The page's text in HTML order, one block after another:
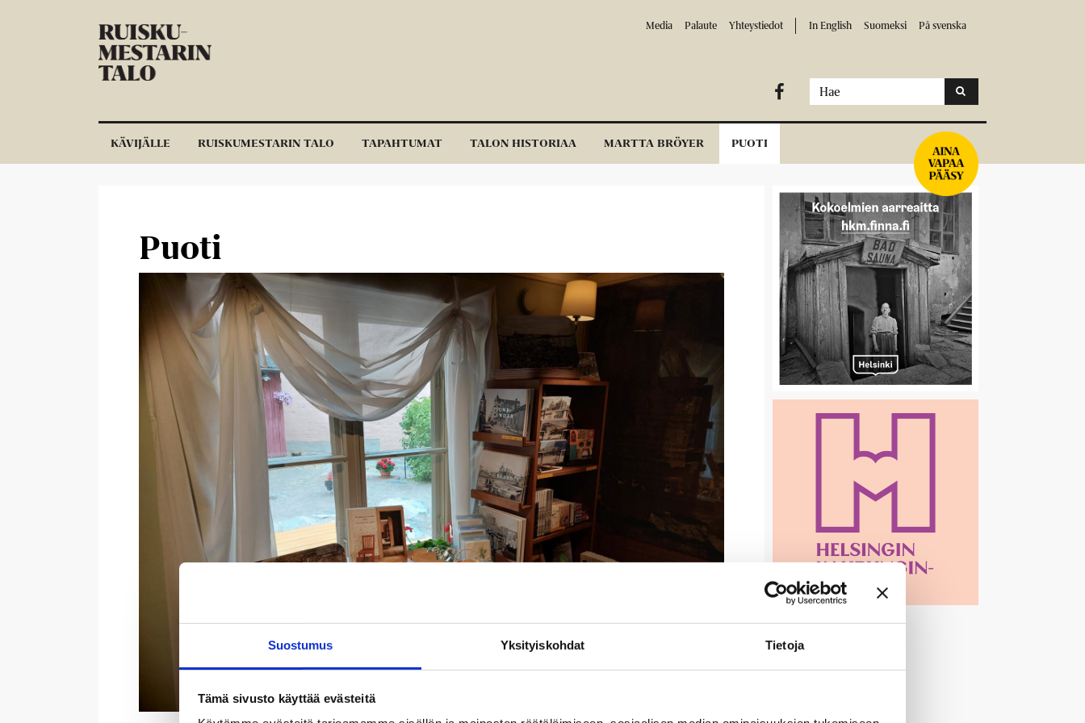
Suostumus Yksityiskohdat Tietoja
Tämä sivusto käyttää evästeitä
Media Palaute Yhteystiedot In English Suomeksi På svenska

KÄVIJÄLLE RUISKUMESTARIN TALO TAPAHTUMAT TALON HISTORIAA MARTTA BRÖYER PUOTI
Puoti